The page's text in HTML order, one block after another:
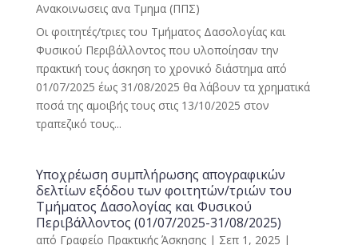
Ανακοινωσεις ανα Τμημα (ΠΠΣ)
Οι φοιτητές/τριες του Τμήματος Δασολογίας και
Φυσικού Περιβάλλοντος που υλοποίησαν την
πρακτική τους άσκηση το χρονικό διάστημα από
01/07/2025 έως 31/08/2025 θα λάβουν τα χρηματικά
ποσά της αμοιβής τους στις 13/10/2025 στον
τραπεζικό τους...
Υποχρέωση συμπλήρωσης απογραφικών
δελτίων εξόδου των φοιτητών/τριών του
Τμήματος Δασολογίας και Φυσικού
Περιβάλλοντος (01/07/2025-31/08/2025)
από Γραφείο Πρακτικής Άσκησης| Σεπ 1, 2025 |